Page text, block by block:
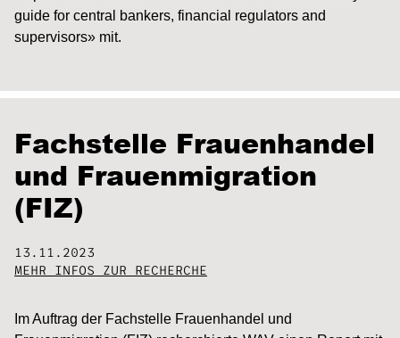
guide for central bankers, financial regulators and
supervisors» mit.
Fachstelle Frauenhandel
und Frauenmigration
(FIZ)
13.11.2023
MEHR INFOS ZUR RECHERCHE
Im Auftrag der Fachstelle Frauenhandel und